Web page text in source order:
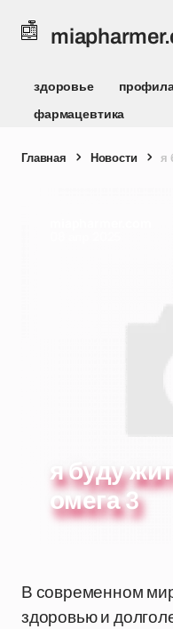
здоровье
фармацевтика
Главная Новости я
я буду
омега 3
В современном
здоровью и